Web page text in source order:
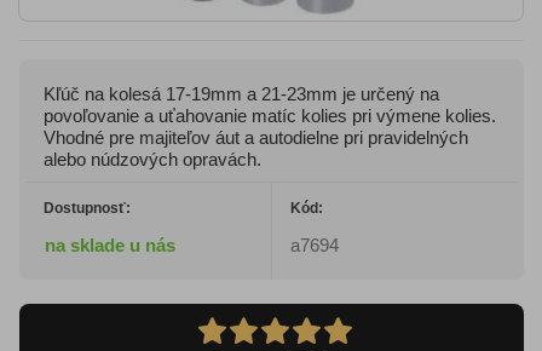
Kľúč na kolesá 17-19mm a 21-23mm je určený na
povoľovanie a uťahovanie matíc kolies pri výmene kolies.
Vhodné pre majiteľov áut a autodielne pri pravidelných
alebo núdzových opravách.
Dostupnosť:
na sklade u nás
Kód:
a7694